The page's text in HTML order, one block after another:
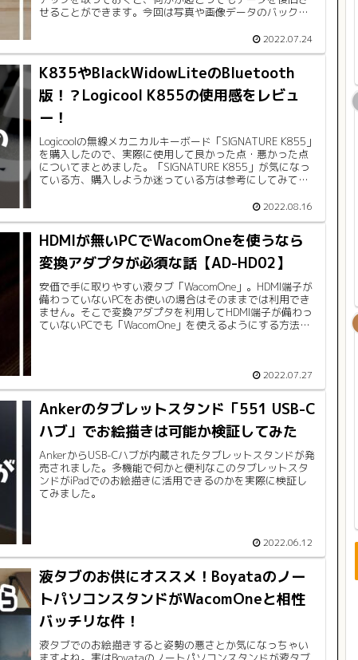
せることができます。今回は写真や画像データのバックア
2022.07.24
K835やBlackWidowLiteのBluetooth
版！？Logicool K855の使用感をレビュ
ー！
Logicoolの無線メカニカルキーボード「SIGNATURE K855」
を購入したので、実際に使用して良かった点・悪かった点
についてまとめました。「SIGNATURE K855」が気になっ
ている方、購入しようか迷っている方は参考にしてみてく
2022.08.16
HDMIが無いPCでWacomOneを使うなら
変換アダプタが必須な話【AD-HD02】
安価で手に取りやすい液タブ「WacomOne」。HDMI端子が
備わっていないPCをお使いの場合はそのままでは利用でき
ません。そこで変換アダプタを利用してHDMI端子が備わっ
ていないPCでも「WacomOne」を使えるようにする方法に
2022.07.27
Ankerのタブレットスタンド「551 USB-C
ハブ」でお絵描きは可能か検証してみた
AnkerからUSB-Cハブが内蔵されたタブレットスタンドが発
売されました。多機能で何かと便利なこのタブレットスタ
ンドがiPadでのお絵描きに活用できるのかを実際に検証し
てみました。
2022.06.12
液タブのお供にオススメ！Boyataのノー
トパソコンスタンドがWacomOneと相性
バッチリな件！
液タブでのお絵描きすると姿勢の悪さとか気になっちゃい